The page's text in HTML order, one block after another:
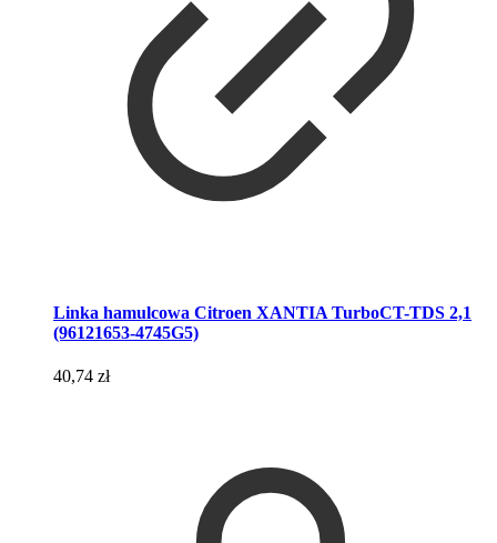
Linka hamulcowa Citroen XANTIA TurboCT-TDS 2,1
(96121653-4745G5)
40,74 zł